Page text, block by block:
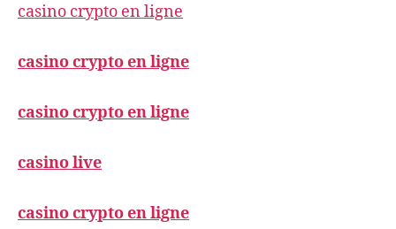
casino crypto en ligne
casino crypto en ligne
casino crypto en ligne
casino live
casino crypto en ligne